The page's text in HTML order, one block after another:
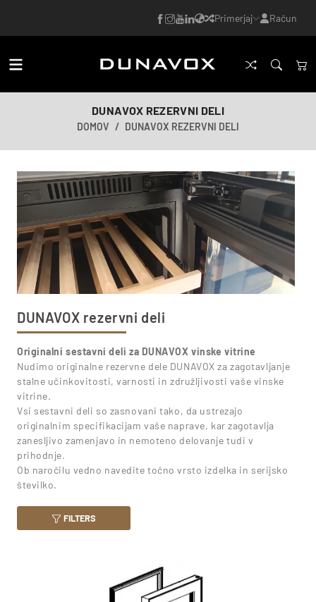
Primerjaj Račun
DUNAVOX REZERVNI DELI
DOMOV DUNAVOX REZERVNI DELI
DUNAVOX rezervni deli
Originalni sestavni deli za DUNAVOX vinske vitrine
Nudimo originalne rezervne dele DUNAVOX za zagotavljanje
stalne učinkovitosti, varnosti in združljivosti vaše vinske
vitrine.
Vsi sestavni deli so zasnovani tako, da ustrezajo
originalnim specifikacijam vaše naprave, kar zagotavlja
zanesljivo zamenjavo in nemoteno delovanje tudi v
prihodnje.
Ob naročilu vedno navedite točno vrsto izdelka in serijsko
številko.
FILTERS